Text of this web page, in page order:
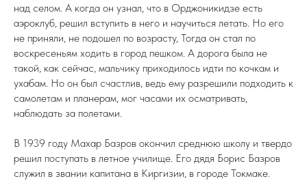
над селом. А когда он узнал, что в Орджоникидзе есть
аэроклуб, решил вступить в него и научиться летать. Но его
не приняли, не подошел по возрасту, Тогда он стал по
воскресеньям ходить в город пешком. А дорога была не
такой, как сейчас, мальчику приходилось идти по кочкам и
ухабам. Но он был счастлив, ведь ему разрешили подходить к
самолетам и планерам, мог часами их осматривать,
наблюдать за полетами.
В 1939 году Махар Базров окончил среднюю школу и твердо
решил поступать в летное училище. Его дядя Борис Базров
служил в звании капитана в Киргизии, в городе Токмаке.